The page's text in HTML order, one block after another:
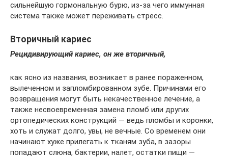
сильнейшую гормональную бурю, из-за чего иммунная
система также может переживать стресс.
Вторичный кариес
Рецидивирующий кариес, он же вторичный,
как ясно из названия, возникает в ранее пораженном,
вылеченном и запломбированном зубе. Причинами его
возвращения могут быть некачественное лечение, а
также несвоевременная замена пломб или других
ортопедических конструкций — ведь пломбы и коронки,
хоть и служат долго, увы, не вечные. Со временем они
начинают хуже прилегать к тканям зуба, в зазоры
попадают слюна, бактерии, налет, остатки пищи —